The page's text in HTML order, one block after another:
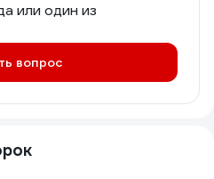
или один из
вопрос